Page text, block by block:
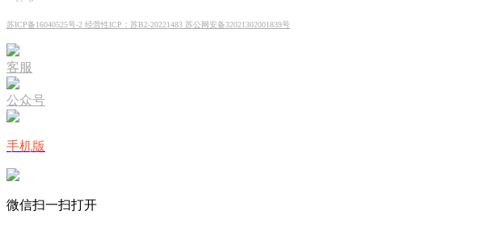
苏ICP备16040525号-2 经营性ICP：苏B2-20221483 苏公网安备32021302001839号
客服
公众号
手机版
微信扫一扫打开